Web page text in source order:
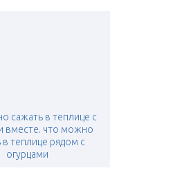
сажать в теплице с
вместе. что можно
в теплице рядом с
огурцами